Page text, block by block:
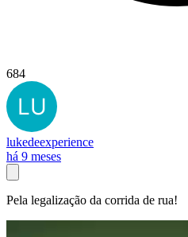
684
lukedeexperience
há 9 meses
Pela legalização da corrida de rua!